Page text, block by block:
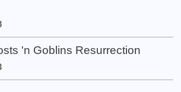
'n Goblins Resurrection